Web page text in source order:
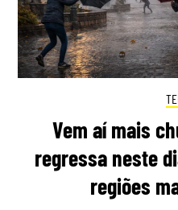
Vem aí mais
regressa neste
regiões